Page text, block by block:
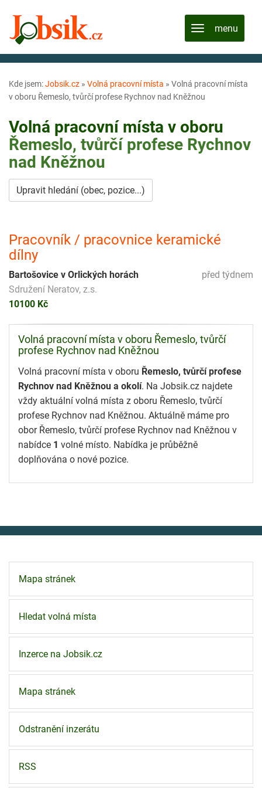
Kde jsem:Jobsik.cz » Volná pracovní místa » Volná pracovní místa
v oboru Řemeslo, tvůrčí profese Rychnov nad Kněžnou
Volná pracovní místa v oboru
Řemeslo, tvůrčí profese Rychnov
nad Kněžnou
Upravit hledání (obec, pozice...)
Pracovník / pracovnice keramické
dílny
před týdnem
Bartošovice v Orlických horách
Sdružení Neratov, z.s.
10100 Kč
Volná pracovní místa v oboru Řemeslo, tvůrčí
profese Rychnov nad Kněžnou
Volná pracovní místa v oboru Řemeslo, tvůrčí profese
Rychnov nad Kněžnou a okolí. Na Jobsik.cz najdete
vždy aktuální volná místa z oboru Řemeslo, tvůrčí
profese Rychnov nad Kněžnou. Aktuálně máme pro
obor Řemeslo, tvůrčí profese Rychnov nad Kněžnou v
nabídce 1 volné místo. Nabídka je průběžně
doplňována o nové pozice.
Mapa stránek
Hledat volná místa
Inzerce na Jobsik.cz
Mapa stránek
Odstranění inzerátu
RSS